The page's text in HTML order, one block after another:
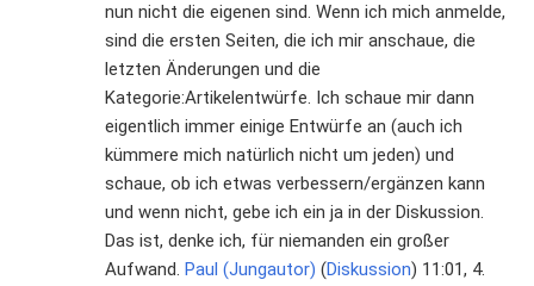
nun nicht die eigenen sind. Wenn ich mich anmelde,
sind die ersten Seiten, die ich mir anschaue, die
letzten Änderungen und die
Kategorie:Artikelentwürfe. Ich schaue mir dann
eigentlich immer einige Entwürfe an (auch ich
kümmere mich natürlich nicht um jeden) und
schaue, ob ich etwas verbessern/ergänzen kann
und wenn nicht, gebe ich ein ja in der Diskussion.
Das ist, denke ich, für niemanden ein großer
Aufwand. Paul (Jungautor) (Diskussion) 11:01, 4.